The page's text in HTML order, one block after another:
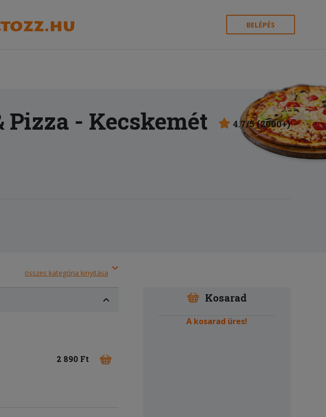
BELÉPÉS
Pizza - Kecskemét 4.7/5 (2000+)
összes kategória kinyitása
2 890 Ft
Kosarad
A kosarad üres!